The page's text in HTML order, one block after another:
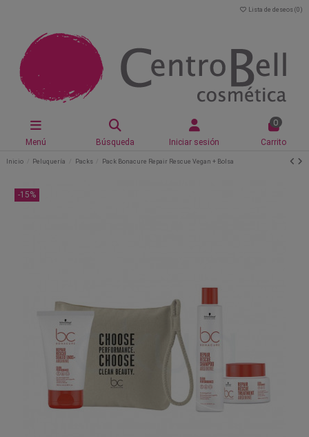
Lista de deseos (0 )
Menú Búsqueda Iniciar sesión
0
Carrito
Inicio Peluquería Packs Pack Bonacure Repair Rescue Vegan + Bolsa
-15%